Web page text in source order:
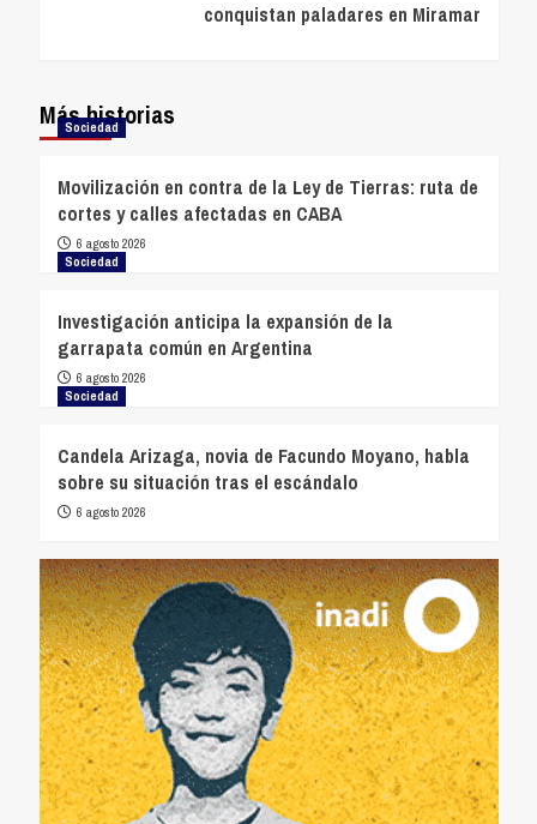
conquistan paladares en Miramar
Más historias
Sociedad
Movilización en contra de la Ley de Tierras: ruta de
cortes y calles afectadas en CABA
6 agosto 2026
Sociedad
Investigación anticipa la expansión de la
garrapata común en Argentina
6 agosto 2026
Sociedad
Candela Arizaga, novia de Facundo Moyano, habla
sobre su situación tras el escándalo
6 agosto 2026